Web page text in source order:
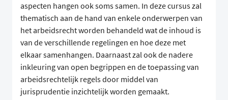
aspecten hangen ook soms samen. In deze cursus zal
thematisch aan de hand van enkele onderwerpen van
het arbeidsrecht worden behandeld wat de inhoud is
van de verschillende regelingen en hoe deze met
elkaar samenhangen. Daarnaast zal ook de nadere
inkleuring van open begrippen en de toepassing van
arbeidsrechtelijk regels door middel van
jurisprudentie inzichtelijk worden gemaakt.